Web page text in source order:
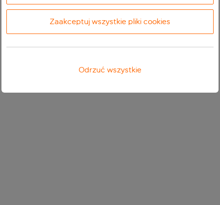
Zaakceptuj wszystkie pliki cookies
Odrzuć wszystkie